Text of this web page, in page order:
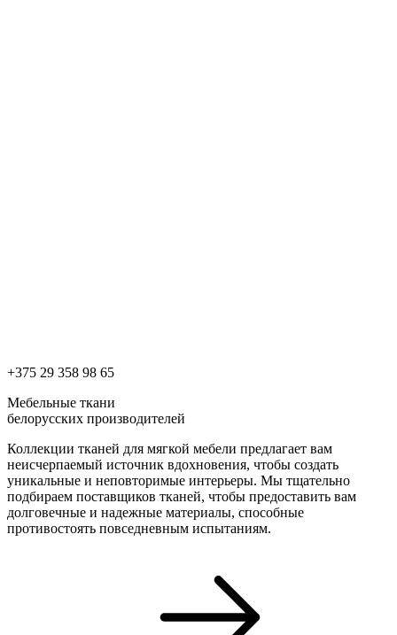
+375 29 358 98 65
Мебельные ткани
белорусских производителей
Коллекции тканей для мягкой мебели предлагает вам
неисчерпаемый источник вдохновения, чтобы создать
уникальные и неповторимые интерьеры. Мы тщательно
подбираем поставщиков тканей, чтобы предоставить вам
долговечные и надежные материалы, способные
противостоять повседневным испытаниям.